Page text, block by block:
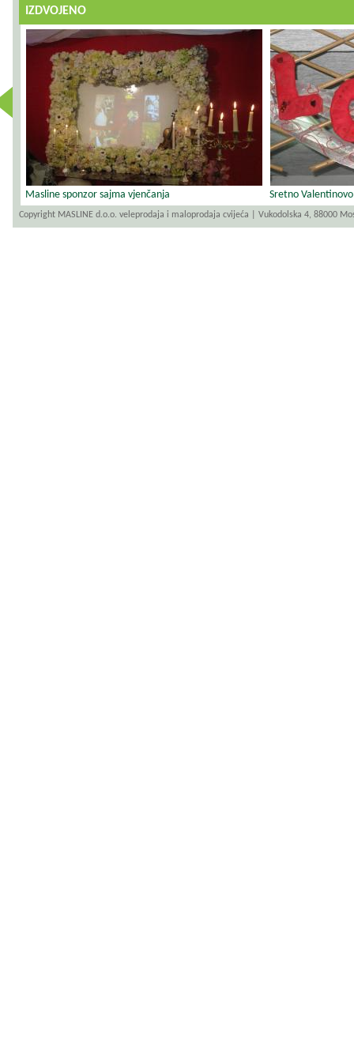
IZDVOJENO
Masline sponzor sajma vjenčanja Sretno Valentinovo
Copyright MASLINE d.o.o. veleprodaja i maloprodaja cvijeća | Vukodolska 4, 88000